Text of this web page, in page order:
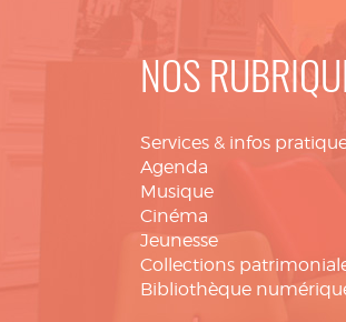
NOS
Services & infos
Agenda
Musique
Cinéma
Jeunesse
Collections
Bibliothèque